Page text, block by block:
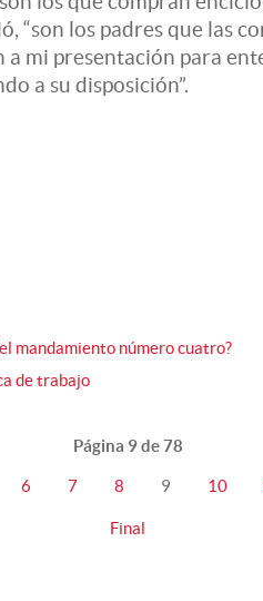
“son los padres que las
mi presentación para
a su disposición”.
mandamiento número cuatro?
de trabajo
Página 9 de 78
6 7 8 9 10
Final